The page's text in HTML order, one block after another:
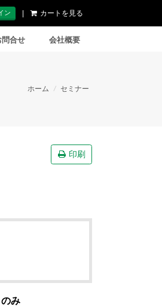
ン | カートを見る
問合せ 会社概要
ホーム / セミナー
印刷
み